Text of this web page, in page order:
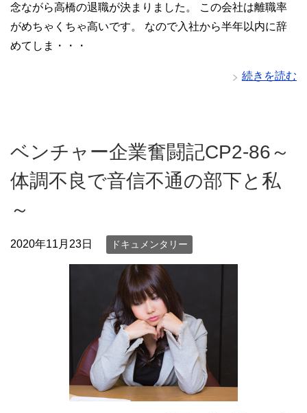
念ながら高橋の退職が決まりました。 この会社は離職率
がめちゃくちゃ高いです。 なので入社から半年以内に辞
めてしま・・・
続きを読む
ベンチャー企業奮闘記CP2-86～
体調不良で音信不通の部下と私
～
2020年11月23日 ドキュメンタリー